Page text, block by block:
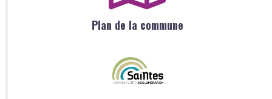
Plan de la commune